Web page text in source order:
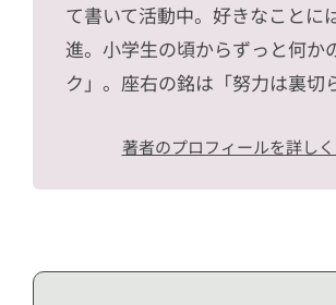
て書いて活動中。好きなことに
進。小学生の頃からずっと何か
ク」。座右の銘は「努力は裏切
著者のプロフィールを詳し